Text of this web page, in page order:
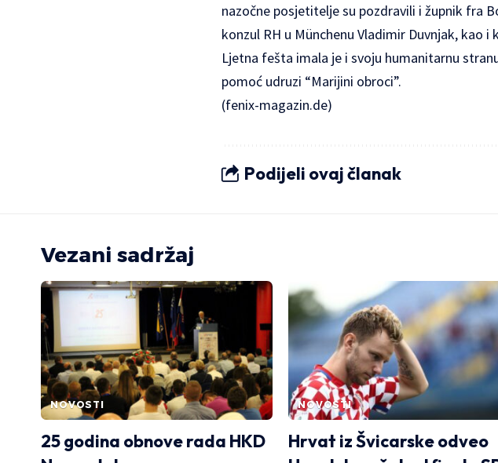
nazočne posjetitelje su pozdravili i župnik fra
konzul RH u Münchenu Vladimir Duvnjak, kao
Ljetna fešta imala je i svoju humanitarnu
pomoć udruzi “Marijini obroci”.
(fenix-magazin.de)
Podijeli ovaj članak
Vezani sadržaj
NOVOSTI
25 godina obnove rada HKD
NOVOSTI
Hrvat iz Švicarske odveo